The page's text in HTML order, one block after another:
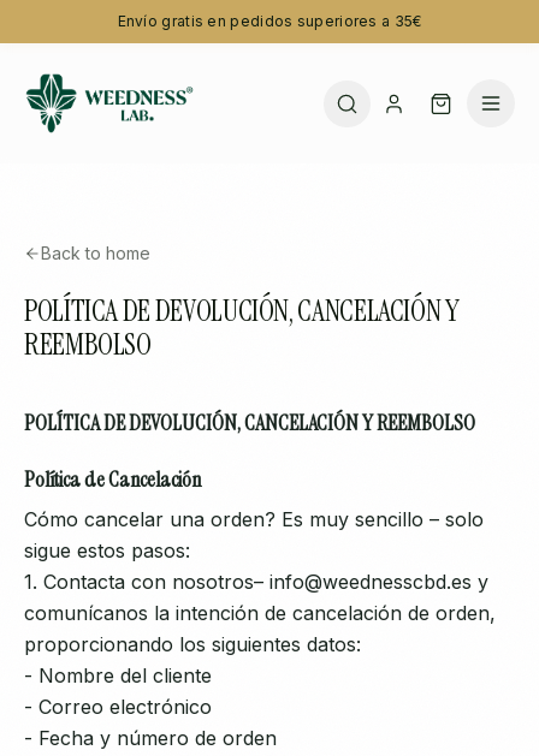
Envío gratis en pedidos superiores a 35€
Back to home
POLÍTICA DE DEVOLUCIÓN, CANCELACIÓN Y
REEMBOLSO
POLÍTICA DE DEVOLUCIÓN, CANCELACIÓN Y REEMBOLSO
Política de Cancelación
Cómo cancelar una orden? Es muy sencillo – solo
sigue estos pasos:
1. Contacta con nosotros– info@weednesscbd.es y
comunícanos la intención de cancelación de orden,
proporcionando los siguientes datos:
- Nombre del cliente
- Correo electrónico
- Fecha y número de orden